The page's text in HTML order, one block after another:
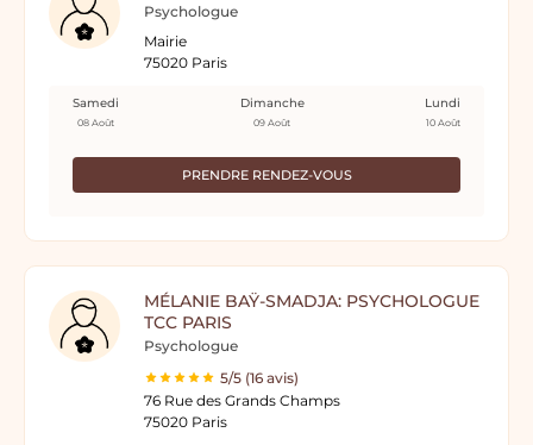
Psychologue
Mairie
75020 Paris
PRENDRE RENDEZ-VOUS
Samedi
08 Août
Dimanche
09 Août
Lundi
10 Août
MÉLANIE BAŸ-SMADJA: PSYCHOLOGUE
TCC PARIS
Psychologue
5/5 (16 avis)
76 Rue des Grands Champs
75020 Paris